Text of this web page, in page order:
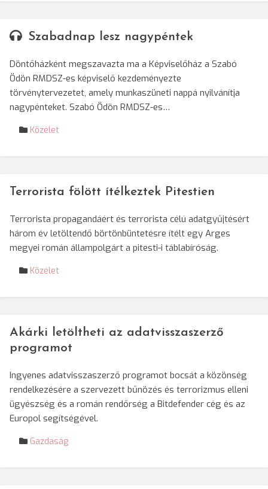
Szabadnap lesz nagypéntek
Döntőházként megszavazta ma a Képviselőház a Szabó
Ödön RMDSZ-es képviselő kezdeményezte
törvénytervezetet, amely munkaszüneti nappá nyilvánítja
nagypénteket. Szabó Ödön RMDSZ-es…
Közélet
Terrorista fölött ítélkeztek Pitestien
Terrorista propagandáért és terrorista célú adatgyűjtésért
három év letöltendő börtönbüntetésre ítélt egy Arges
megyei román állampolgárt a pitesti-i táblabíróság.
Közélet
Akárki letöltheti az adatvisszaszerző
programot
Ingyenes adatvisszaszerző programot bocsát a közönség
rendelkezésére a szervezett bűnözés és terrorizmus elleni
ügyészség és a román rendőrség a Bitdefender cég és az
Europol segítségével.
Gazdaság